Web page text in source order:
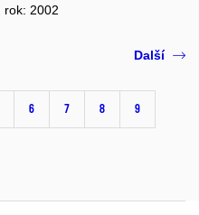
, rok: 2002
6 7 8 9
Další